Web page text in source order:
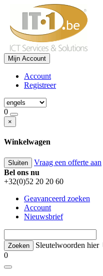
Mijn Account
Account
Registreer
0
×
Winkelwagen
Sluiten Vraag een offerte aan
Bel ons nu
+32(0)52 20 20 60
Geavanceerd zoeken
Account
Nieuwsbrief
Sleutelwoorden hier
0